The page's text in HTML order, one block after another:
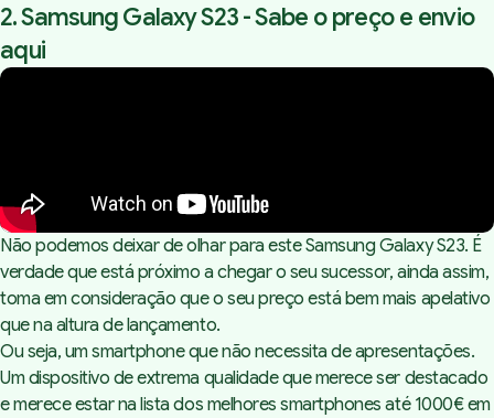
2. Samsung Galaxy S23 -Sabe o preço e envio
aqui
Não podemos deixar de olhar para este Samsung Galaxy S23. É
verdade que está próximo a chegar o seu sucessor, ainda assim,
toma em consideração que o seu preço está bem mais apelativo
que na altura de lançamento.
Ou seja, um smartphone que não necessita de apresentações.
Um dispositivo de extrema qualidade que merece ser destacado
e merece estar na lista dos melhores smartphones até 1000€ em